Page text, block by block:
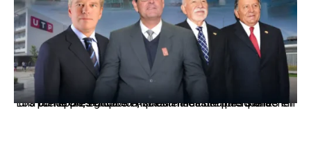
Los principales grupos empresariales del país mantienen una fuerte presencia en Áncash mediante inversiones en comercio, educación, salud e industria pesquera.